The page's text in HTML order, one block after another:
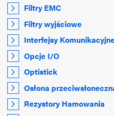
Filtry EMC
Filtry wyjściowe
Interfejsy
Opcje I/O
Optistick
Osłona
Rezystory Hamowania